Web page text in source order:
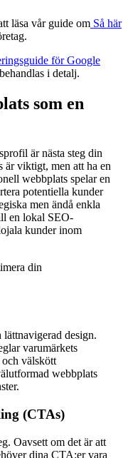
läsa vår guide om Så här
för Google
i detalj.
som en
är nästa steg din
är viktigt, men att ha en
webbplats spelar en
potentiella kunder
men ändå enkla
en lokal SEO-
kunder inom
din
design.
varumärkets
och välskött
webbplats
(CTAs)
Oavsett om det är att
dina CTA:er vara